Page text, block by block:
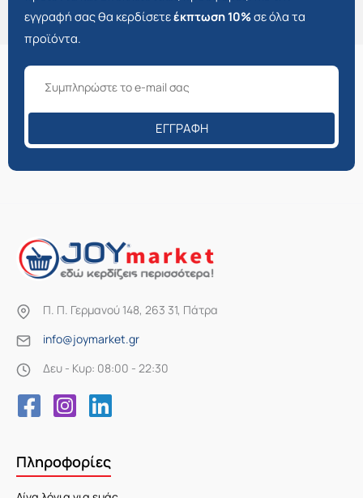
εγγραφή σας θα κερδίσετεέκπτωση 10%σε όλα τα
προϊόντα.
ΕΓΓΡΑΦΉ
Π. Π. Γερμανού 148, 263 31, Πάτρα
info@joymarket.gr
Δευ - Κυρ: 08:00 - 22:30
Πληροφορίες